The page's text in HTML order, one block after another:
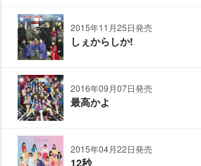
2015年11月25日発売
しぇからしか!
2016年09月07日発売
最高かよ
2015年04月22日発売
12秒